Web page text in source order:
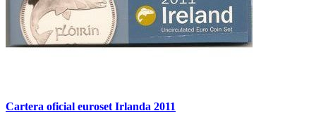
Cartera oficial euroset Irlanda 2011